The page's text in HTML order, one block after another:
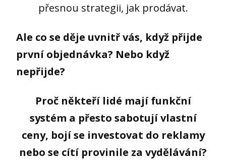
přesnou strategii, jak prodávat.
Ale co se děje uvnitř vás, když přijde
první objednávka? Nebo když
nepřijde?
Proč někteří lidé mají funkční
systém a přesto sabotují vlastní
ceny, bojí se investovat do reklamy
nebo se cítí provinile za vydělávání?